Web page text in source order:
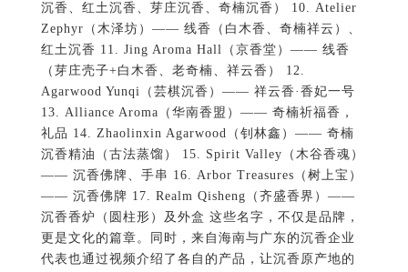
沉香、红土沉香、芽庄沉香、奇楠沉香） 10. Atelier
Zephyr（木泽坊）—— 线香（白木香、奇楠祥云）、
红土沉香 11. Jing Aroma Hall（京香堂）—— 线香
（芽庄壳子+白木香、老奇楠、祥云香） 12.
Agarwood Yunqi（芸棋沉香）—— 祥云香·香妃一号
13. Alliance Aroma（华南香盟）—— 奇楠祈福香，
礼品 14. Zhaolinxin Agarwood（钊林鑫）—— 奇楠
沉香精油（古法蒸馏） 15. Spirit Valley（木谷香魂）
—— 沉香佛牌、手串 16. Arbor Treasures（树上宝）
—— 沉香佛牌 17. Realm Qisheng（齐盛香界）——
沉香香炉（圆柱形）及外盒 这些名字，不仅是品牌，
更是文化的篇章。同时，来自海南与广东的沉香企业
代表也通过视频介绍了各自的产品，让沉香原产地的